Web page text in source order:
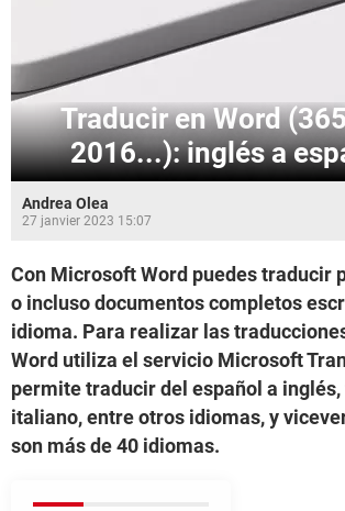
Traducir en Word
2016...): inglés a
Andrea Olea
27 janvier 2023 15:07
Con Microsoft Word puedes traducir
o incluso documentos completos
idioma. Para realizar las
Word utiliza el servicio Microsoft
permite traducir del español a inglés,
italiano, entre otros idiomas, y
son más de 40 idiomas.